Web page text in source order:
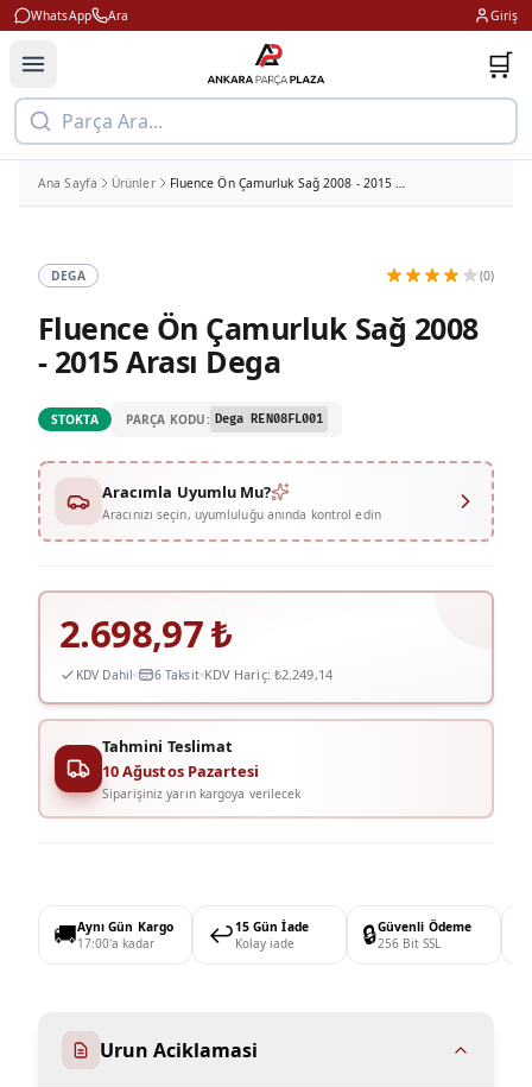
WhatsApp Ara Giriş
🛒
Parça Ara...
Ana Sayfa Ürünler Fluence Ön Çamurluk Sağ 2008 - 2015 Arası Dega
DEGA (0)
Fluence Ön Çamurluk Sağ 2008
- 2015 Arası Dega
STOKTA PARÇA KODU: Dega REN08FL001
Aracımla Uyumlu Mu?
Aracınızı seçin, uyumluluğu anında kontrol edin
2.698,97₺
KDV Dahil 6 Taksit KDV Hariç: ₺2.249,14
Tahmini Teslimat
10 Ağustos Pazartesi
Siparişiniz yarın kargoya verilecek
🚚Aynı Gün Kargo
17:00'a kadar
↩️15 Gün İade
Kolay iade
🔒Güvenli Ödeme
256 Bit SSL
Urun Aciklamasi